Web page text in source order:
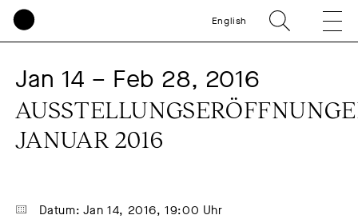
English
Jan 14 – Feb 28, 2016
JANUAR 2016
Datum: Jan 14, 2016, 19:00 Uhr